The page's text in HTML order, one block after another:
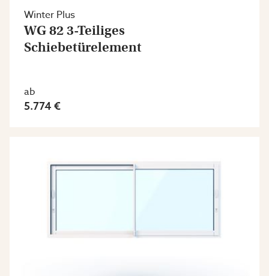
Winter Plus
WG 82 3-Teiliges
Schiebetürelement
ab
5.774 €